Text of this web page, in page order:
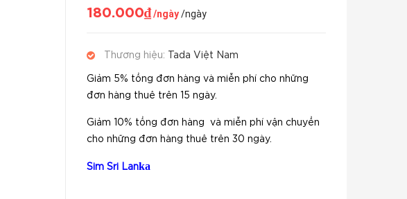
180.000₫/ngày/ngày
Thương hiệu: Tada Việt Nam
Giảm 5% tổng đơn hàng và miễn phí cho những
đơn hàng thuê trên 15 ngày.
Giảm 10% tổng đơn hàng và miễn phí vận chuyển
cho những đơn hàng thuê trên 30 ngày.
Sim Sri Lanka